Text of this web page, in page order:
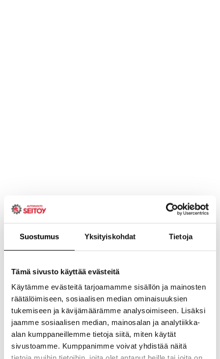
Suostumus Yksityiskohdat Tietoja
Tämä sivusto käyttää evästeitä
Käytämme evästeitä tarjoamamme sisällön ja mainosten
räätälöimiseen, sosiaalisen median ominaisuuksien
tukemiseen ja kävijämäärämme analysoimiseen. Lisäksi
jaamme sosiaalisen median, mainosalan ja analytiikka-
alan kumppaneillemme tietoja siitä, miten käytät
sivustoamme. Kumppanimme voivat yhdistää näitä